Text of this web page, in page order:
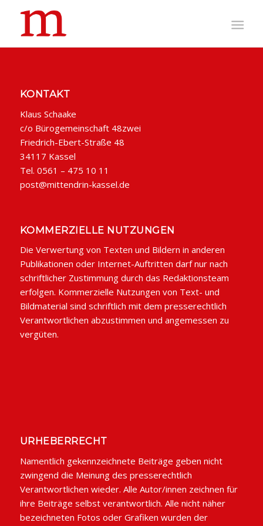
KONTAKT
Klaus Schaake
c/o Bürogemeinschaft 48zwei
Friedrich-Ebert-Straße 48
34117 Kassel
Tel. 0561 – 475 10 11
post@mittendrin-kassel.de
KOMMERZIELLE NUTZUNGEN
Die Verwertung von Texten und Bildern in anderen
Publikationen oder Internet-Auftritten darf nur nach
schriftlicher Zustimmung durch das Redaktionsteam
erfolgen. Kommerzielle Nutzungen von Text- und
Bildmaterial sind schriftlich mit dem presserechtlich
Verantwortlichen abzustimmen und angemessen zu
vergüten.
URHEBERRECHT
Namentlich gekennzeichnete Beiträge geben nicht
zwingend die Meinung des presserechtlich
Verantwortlichen wieder. Alle Autor/innen zeichnen für
ihre Beiträge selbst verantwortlich. Alle nicht näher
bezeichneten Fotos oder Grafiken wurden der